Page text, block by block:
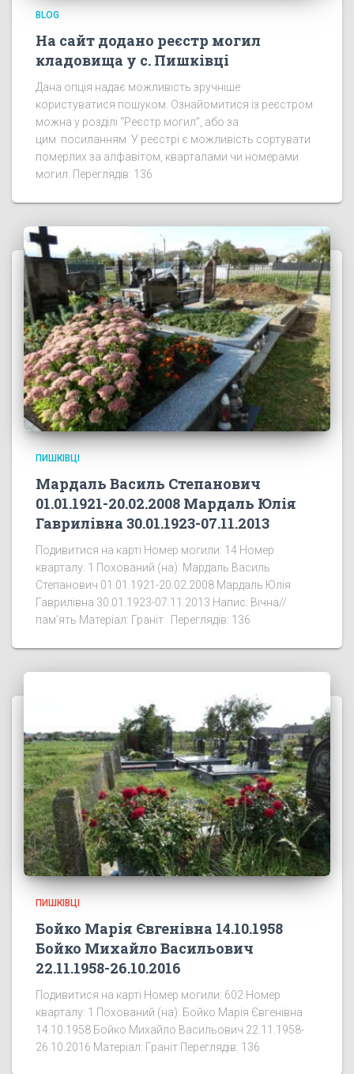
BLOG
На сайт додано реєстр могил
кладовища у с. Пишківці
Дана опція надає можливість зручніше
користуватися пошуком. Ознайомитися із реєстром
можна у розділі “Реєстр могил”, або за
цим посиланням У реєстрі є можливість сортувати
померлих за алфавітом, кварталами чи номерами
могил. Переглядів: 136
ПИШКІВЦІ
Мардаль Василь Степанович
01.01.1921-20.02.2008 Мардаль Юлія
Гаврилівна 30.01.1923-07.11.2013
Подивитися на карті Номер могили: 14 Номер
кварталу: 1 Похований (на): Мардаль Василь
Степанович 01.01.1921-20.02.2008 Мардаль Юлія
Гаврилівна 30.01.1923-07.11.2013 Напис: Вічна//
пам’ять Матеріал: Граніт Переглядів: 136
ПИШКІВЦІ
Бойко Марія Євгенівна 14.10.1958
Бойко Михайло Васильович
22.11.1958-26.10.2016
Подивитися на карті Номер могили: 602 Номер
кварталу: 1 Похований (на): Бойко Марія Євгенівна
14.10.1958 Бойко Михайло Васильович 22.11.1958-
26.10.2016 Матеріал: Граніт Переглядів: 136